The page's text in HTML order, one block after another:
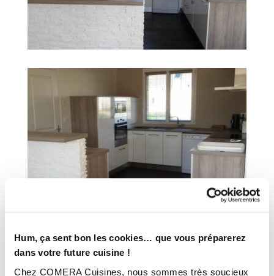
Hum, ça sent bon les cookies… que vous préparerez
dans votre future cuisine !
Chez COMERA Cuisines, nous sommes très soucieux
INFORMATIONS